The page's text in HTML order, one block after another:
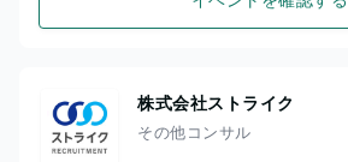
株式会社ストライク
その他コンサル